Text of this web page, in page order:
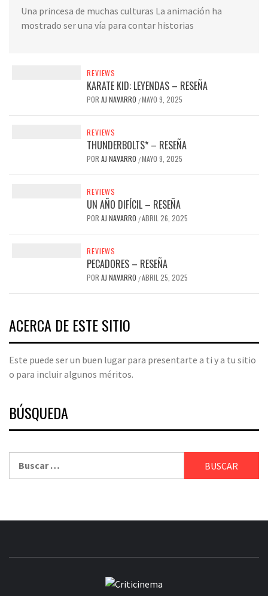
Una princesa de muchas culturas La animación ha
mostrado ser una vía para contar historias
REVIEWS
KARATE KID: LEYENDAS – RESEÑA
POR AJ NAVARRO /MAYO 9, 2025
REVIEWS
THUNDERBOLTS* – RESEÑA
POR AJ NAVARRO /MAYO 9, 2025
REVIEWS
UN AÑO DIFÍCIL – RESEÑA
POR AJ NAVARRO /ABRIL 26, 2025
REVIEWS
PECADORES – RESEÑA
POR AJ NAVARRO /ABRIL 25, 2025
ACERCA DE ESTE SITIO
Este puede ser un buen lugar para presentarte a ti y a tu sitio
o para incluir algunos méritos.
BÚSQUEDA